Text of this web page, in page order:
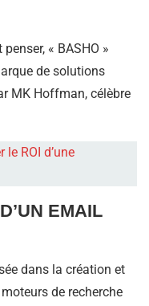
« BASHO »
de solutions
MK Hoffman, célèbre
ROI d’une
EMAIL
dans la création et
de recherche